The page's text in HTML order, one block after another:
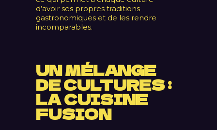
d’avoir ses propres traditions
gastronomiques et de les rendre
incomparables.
UN MÉLANGE
DE CULTURES :
LA CUISINE
FUSION